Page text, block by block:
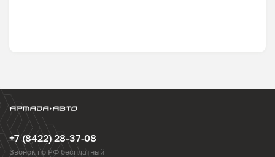
+7 (8422) 28-37-08
Звонок по РФ бесплатный